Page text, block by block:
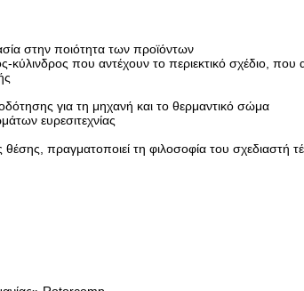
στην ποιότητα των προϊόντων
που αντέχουν το περιεκτικό σχέδιο, που
για τη μηχανή και το θερμαντικό σώμα
ευρεσιτεχνίας
πραγματοποιεί τη φιλοσοφία του σχεδιαστή